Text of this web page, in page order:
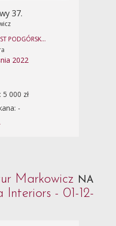
37.
PODGÓRSK...
2022
5 000 zł
-
Markowicz NA
- 01-12-